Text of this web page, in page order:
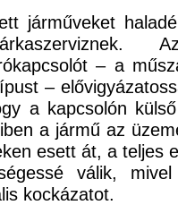
járműveket
– a
–
a kapcsolón
a jármű az
esett át, a teljes
válik,
kockázatot.